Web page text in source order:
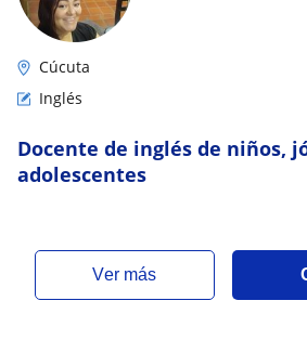
Cúcuta
Inglés
Docente de inglés de niños,
adolescentes
ver más